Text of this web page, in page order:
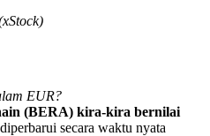
EUR?
(BERA) kira-kira bernilai
secara waktu nyata